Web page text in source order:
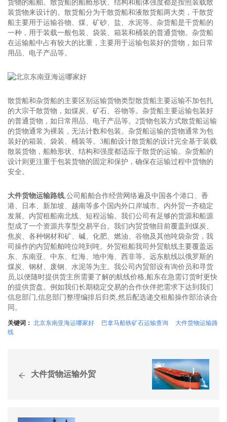
货物的船舶‌。散货船的船舱形状、结构和船体强度都是按照装载散
装货物来设计的。散货船分为‌干散货船和‌液散货船两大类，干散货
船主要用于运输谷物、煤、矿砂、盐、水泥等。‌杂货船是干货船的
一种，用于装载一般‌包装、‌袋装、‌箱装和‌桶装的普通货物‌。杂货船
在运输船中占有较大的比重，主要用于运输包装好的货物，如日常
用品、电子产品等。
散货船和杂货船的主要区别‌运输货物类型‌散货船主要运输不加包扎
的大宗干散货物，如煤炭、矿石、谷物等。杂货船主要运输包装好
的普通货物，如日常用品、电子产品等。2货物包装方式‌散货船运输
的货物通常为裸装，无法计数和包装。杂货船运输的货物通常为包
装好的箱装、袋装、桶装等。3船舶设计‌散货船的设计完全基于装载
散装货物，船舱形状、结构和强度都适应于散货的运输。杂货船的
设计则更注重于包装货物的固定和保护，确保在运输过程中货物的
安全。
大件货物运输路线,公司船舶合作经营网络遍及中国各个港口、香
港、日本、新加坡、越南等多个国内外口岸城市。内外贸一齐稳定
发展。内贸租船南北线、短程运输。我们公司有足够的货源和船源
型成了一个资源共享型交易平台。我们内贸货物目前覆盖到煤炭、
焦炭、各种钢材和矿、碱、化肥、燃油、谷物及其他吨袋杂货，我
司操作的内贸船舶吨位吨到吨。外贸租船我司外贸航线主要覆盖远
东、东南亚、中东、红海、地中海、西非等。远东航线以俄罗斯的
煤炭、钢材、废钢、水泥等为主。我公司内贸部设有询价员和寻货
员,以便随时提供货主所需要了解的航线价格,船东在急需订货时更快
的提供货盘。例如我们长期稳定交易的合作伙伴把需求下达到我们
信息部门,信息部门整理编排后归类,然后配选递交租船操作部洽谈合
同。
关键词： 北京东南亚海运哪家好 巴拿马船铁矿石运输查询
大件货物运输路
线
大件货物运输外贸